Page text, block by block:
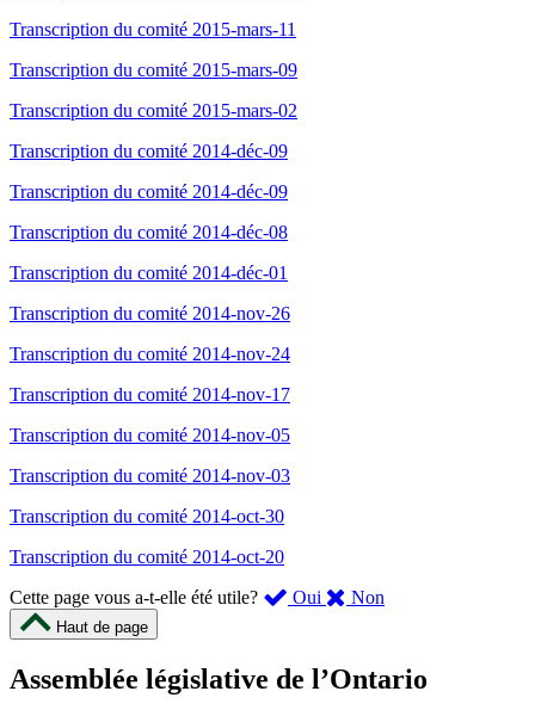
Transcription du comité 2015-mars-11
Transcription du comité 2015-mars-09
Transcription du comité 2015-mars-02
Transcription du comité 2014-déc-09
Transcription du comité 2014-déc-09
Transcription du comité 2014-déc-08
Transcription du comité 2014-déc-01
Transcription du comité 2014-nov-26
Transcription du comité 2014-nov-24
Transcription du comité 2014-nov-17
Transcription du comité 2014-nov-05
Transcription du comité 2014-nov-03
Transcription du comité 2014-oct-30
Transcription du comité 2014-oct-20
Cette page vous a-t-elle été utile?
Oui ,
été
Non
m’a
Haut de page
Assemblée législative de l’Ontario